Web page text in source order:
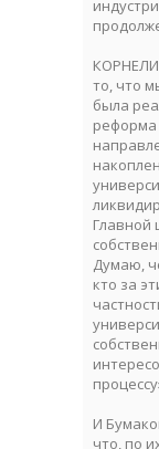
то, что
была
реформа
Главной
Думаю,
кто за
И
что, по